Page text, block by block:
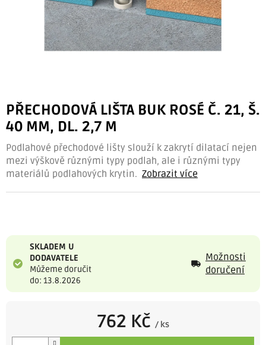
PŘECHODOVÁ LIŠTA BUK ROSÉ Č. 21, Š.
40 MM, DL. 2,7 M
SKLADEM U
DODAVATELE
Můžeme doručit
do: 13.8.2026
Možnosti
doručení
Podlahové přechodové lišty slouží k zakrytí dilatací nejen
mezi výškově různými typy podlah, ale i různými typy
materiálů podlahových krytin. Zobrazit více
762 Kč / ks
Měrná